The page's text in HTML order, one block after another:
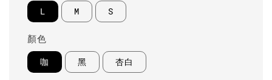
L M S
顏色
咖 黑 杏白